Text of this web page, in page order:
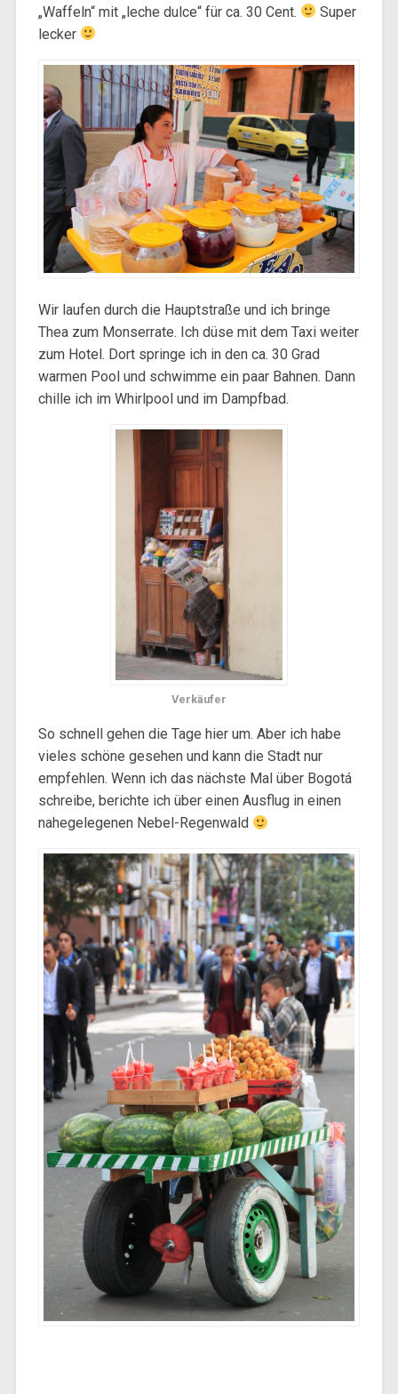
„Waffeln“ mit „leche dulce“ für ca. 30 Cent.
Super
lecker
Wir laufen durch die Hauptstraße und ich bringe
Thea zum Monserrate. Ich düse mit dem Taxi weiter
zum Hotel. Dort springe ich in den ca. 30 Grad
warmen Pool und schwimme ein paar Bahnen. Dann
chille ich im Whirlpool und im Dampfbad.
Verkäufer
So schnell gehen die Tage hier um. Aber ich habe
vieles schöne gesehen und kann die Stadt nur
empfehlen. Wenn ich das nächste Mal über Bogotá
schreibe, berichte ich über einen Ausflug in einen
nahegelegenen Nebel-Regenwald